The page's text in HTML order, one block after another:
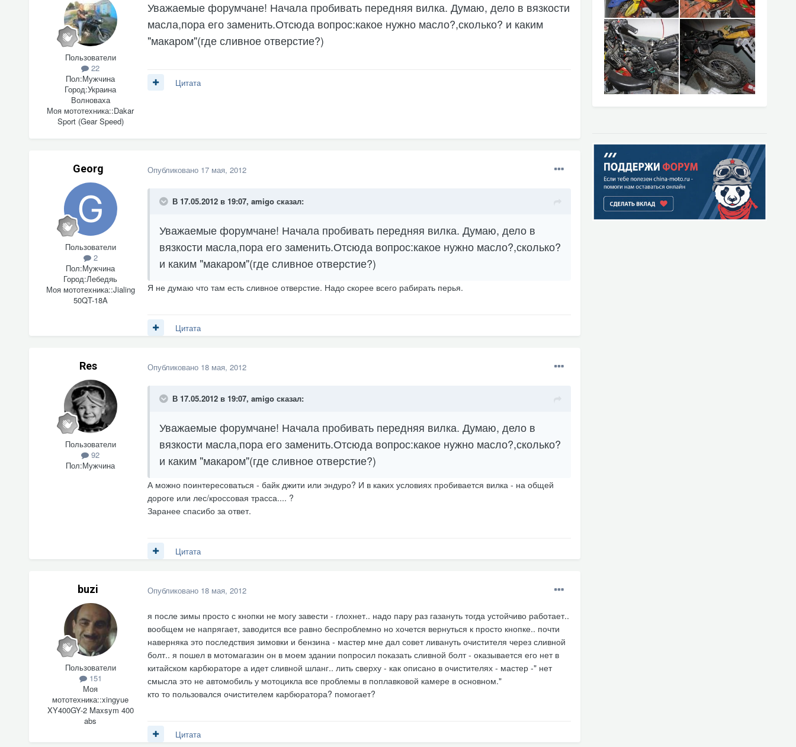
Пользователи
22
Пол:Мужчина
Город:Украина
Волноваха
Моя мототехника::Dakar
Sport (Gear Speed)
Уважаемые форумчане! Начала пробивать передняя вилка. Думаю, дело в вязкости
масла,пора его заменить.Отсюда вопрос:какое нужно масло?,сколько? и каким
"макаром"(где сливное отверстие?)
Цитата
Georg
Пользователи
2
Пол:Мужчина
Город:Лебедяь
Моя мототехника::Jialing
50QT-18A
Опубликовано 17 мая, 2012
В 17.05.2012 в 19:07, amigo сказал:
Уважаемые форумчане! Начала пробивать передняя вилка. Думаю, дело в
вязкости масла,пора его заменить.Отсюда вопрос:какое нужно масло?,сколько?
и каким "макаром"(где сливное отверстие?)
Я не думаю что там есть сливное отверстие. Надо скорее всего рабирать перья.
Цитата
Res
Пользователи
92
Пол:Мужчина
Опубликовано 18 мая, 2012
В 17.05.2012 в 19:07, amigo сказал:
Уважаемые форумчане! Начала пробивать передняя вилка. Думаю, дело в
вязкости масла,пора его заменить.Отсюда вопрос:какое нужно масло?,сколько?
и каким "макаром"(где сливное отверстие?)
А можно поинтересоваться - байк джити или эндуро? И в каких условиях пробивается вилка - на общей
дороге или лес/кроссовая трасса.... ?
Заранее спасибо за ответ.
Цитата
buzi
Пользователи
151
Моя
мототехника::xingyue
XY400GY-2 Maxsym 400
abs
Опубликовано 18 мая, 2012
я после зимы просто с кнопки не могу завести - глохнет.. надо пару раз газануть тогда устойчиво работает..
вообщем не напрягает, заводится все равно беспроблемно но хочется вернуться к просто кнопке.. почти
наверняка это последствия зимовки и бензина - мастер мне дал совет ливануть очистителя через сливной
болт.. я пошел в мотомагазин он в моем здании попросил показать сливной болт - оказывается его нет в
китайском карбюраторе а идет сливной шланг.. лить сверху - как описано в очистителях - мастер -" нет
смысла это не автомобиль у мотоцикла все проблемы в поплавковой камере в основном."
кто то пользовался очистителем карбюратора? помогает?
Цитата